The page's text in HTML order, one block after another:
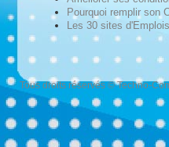
Pourquoi remplir son
Les 30 sites
Tous droits réservés © Techno-